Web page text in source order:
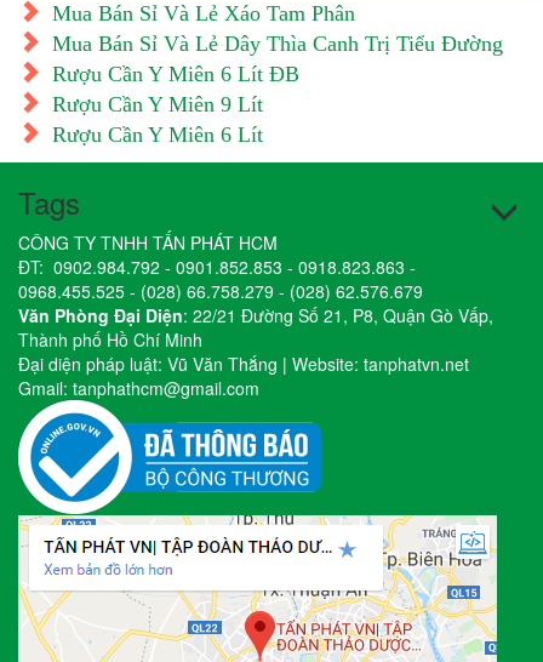
Mua Bán Sỉ Và Lẻ Xáo Tam Phân
Mua Bán Sỉ Và Lẻ Dây Thìa Canh Trị Tiểu Đường
Rượu Cần Y Miên 6 Lít ĐB
Rượu Cần Y Miên 9 Lít
Rượu Cần Y Miên 6 Lít
Tags
CÔNG TY TNHH TẤN PHÁT HCM
ĐT: 0902.984.792 - 0901.852.853 - 0918.823.863 -
0968.455.525 - (028) 66.758.279 - (028) 62.576.679
Văn Phòng Đại Diện: 22/21 Đường Số 21, P8, Quận Gò Vấp,
Thành phố Hồ Chí Minh
Đại diện pháp luật: Vũ Văn Thắng | Website: tanphatvn.net
Gmail: tanphathcm@gmail.com